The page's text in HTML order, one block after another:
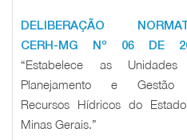
DELIBERAÇÃO
CERH-MG Nº 06 DE
“Estabelece as
Planejamento e
Recursos Hídricos do
Minas Gerais.”